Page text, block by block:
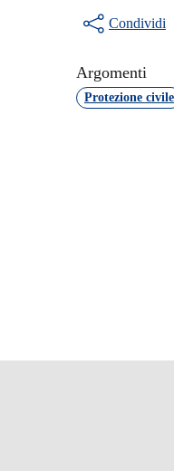
Condividi
Argomenti
Protezione civile